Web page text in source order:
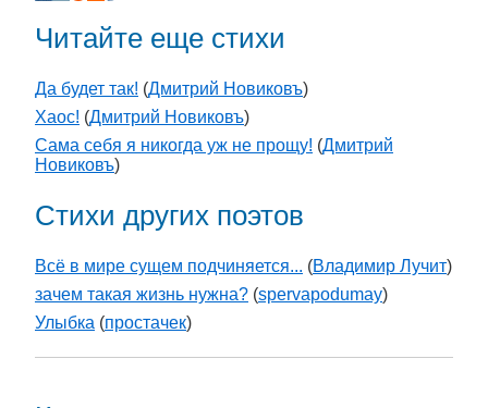
Читайте еще стихи
Да будет так! (Дмитрий Новиковъ)
Хаос! (Дмитрий Новиковъ)
Сама себя я никогда уж не прощу! (Дмитрий
Новиковъ)
Стихи других поэтов
Всё в мире сущем подчиняется... (Владимир Лучит)
зачем такая жизнь нужна? (spervapodumay)
Улыбка (простачек)